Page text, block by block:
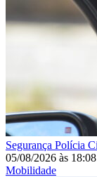
Segurança Polícia
05/08/2026 às 18:08
Mobilidade